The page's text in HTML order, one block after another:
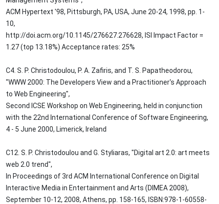
ACM Hypertext '98, Pittsburgh, PA, USA, June 20-24, 1998, pp. 1-
10,
http://doi.acm.org/10.1145/276627.276628, ISI Impact Factor =
1.27 (top 13.18%) Acceptance rates: 25%
C4. S. P. Christodoulou, P. A. Zafiris, and T. S. Papatheodorou,
"WWW 2000: The Developers View and a Practitioner's Approach
to Web Engineering",
Second ICSE Workshop on Web Engineering, held in conjunction
with the 22nd International Conference of Software Engineering,
4 - 5 June 2000, Limerick, Ireland
C12. S. P. Christodoulou and G. Styliaras, "Digital art 2.0: art meets
web 2.0 trend",
In Proceedings of 3rd ACM International Conference on Digital
Interactive Media in Entertainment and Arts (DIMEA 2008),
September 10-12, 2008, Athens, pp. 158-165, ISBN:978-1-60558-